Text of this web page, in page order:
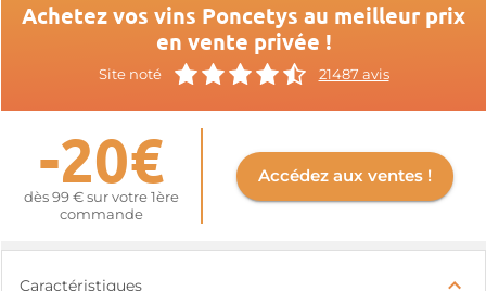
Achetez vos vins Poncetys au meilleur prix
en vente privée !
Site noté 21487 avis
-20€
dès 99 € sur votre 1ère
commande
Accédez aux ventes !
Caractéristiques